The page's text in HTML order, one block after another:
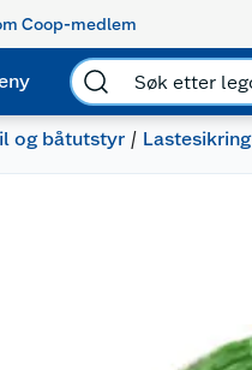
Coop-medlem
og båtutstyr Lastesikring